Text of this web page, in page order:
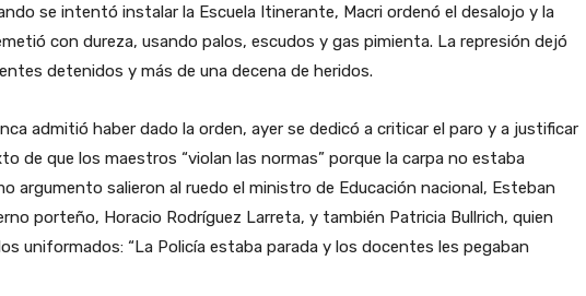
se intentó instalar la Escuela Itinerante, Macri ordenó el desalojo y la
con dureza, usando palos, escudos y gas pimienta. La represión dejó
detenidos y más de una decena de heridos.
admitió haber dado la orden, ayer se dedicó a criticar el paro y a justificar
de que los maestros “violan las normas” porque la carpa no estaba
argumento salieron al ruedo el ministro de Educación nacional, Esteban
porteño, Horacio Rodríguez Larreta, y también Patricia Bullrich, quien
uniformados: “La Policía estaba parada y los docentes les pegaban